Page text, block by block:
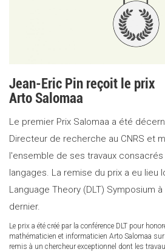
Jean-Eric Pin reçoit le prix
Arto Salomaa
Le premier Prix Salomaa a été
Directeur de recherche au CNRS et
l'ensemble de ses travaux
langages. La remise du prix a eu lieu
Language Theory (DLT) Symposium
dernier.
Le prix a été créé par la conférence DLT pour
mathématicien et informaticien Arto Salomaa
remis à un chercheur exceptionnel dont les